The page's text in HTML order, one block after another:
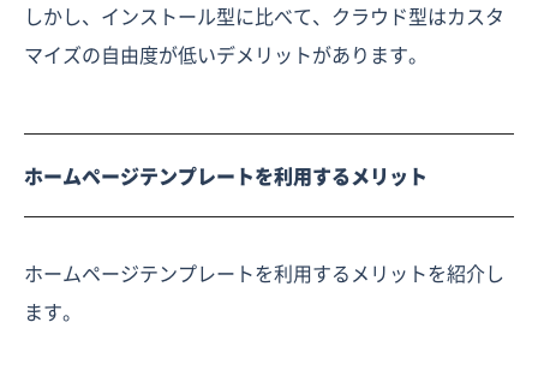
しかし、インストール型に比べて、クラウド型はカスタ
マイズの自由度が低いデメリットがあります。
ホームページテンプレートを利用するメリット
ホームページテンプレートを利用するメリットを紹介し
ます。